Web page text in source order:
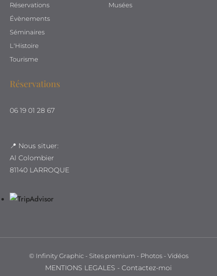
Réservations
Évènements
Séminaires
L'Histoire
Tourisme
Musées
Réservations
06 19 01 28 67
📍 Nous situer:
Al Colombier
81140 LARROQUE
© Infinity Graphic - Sites premium - Photos - Vidéos
MENTIONS LEGALES - Contactez-moi